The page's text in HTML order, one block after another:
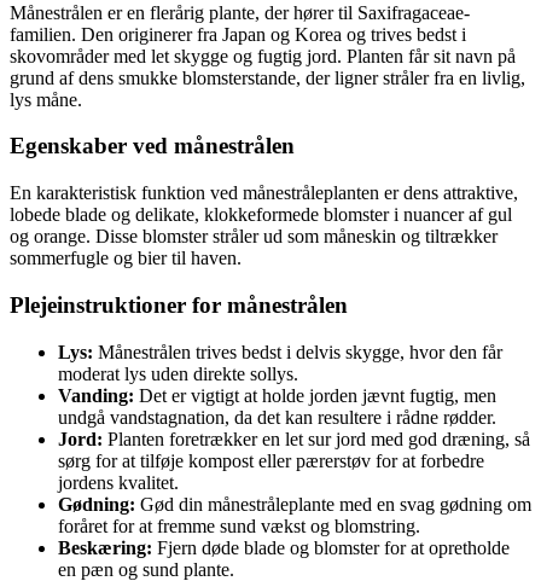
Månestrålen er en flerårig plante, der hører til Saxifragaceae-
familien. Den originerer fra Japan og Korea og trives bedst i
skovområder med let skygge og fugtig jord. Planten får sit navn på
grund af dens smukke blomsterstande, der ligner stråler fra en livlig,
lys måne.
Egenskaber ved månestrålen
En karakteristisk funktion ved månestråleplanten er dens attraktive,
lobede blade og delikate, klokkeformede blomster i nuancer af gul
og orange. Disse blomster stråler ud som måneskin og tiltrækker
sommerfugle og bier til haven.
Plejeinstruktioner for månestrålen
Lys: Månestrålen trives bedst i delvis skygge, hvor den får
moderat lys uden direkte sollys.
Vanding: Det er vigtigt at holde jorden jævnt fugtig, men
undgå vandstagnation, da det kan resultere i rådne rødder.
Jord: Planten foretrækker en let sur jord med god dræning, så
sørg for at tilføje kompost eller pærerstøv for at forbedre
jordens kvalitet.
Gødning: Gød din månestråleplante med en svag gødning om
foråret for at fremme sund vækst og blomstring.
Beskæring: Fjern døde blade og blomster for at opretholde
en pæn og sund plante.